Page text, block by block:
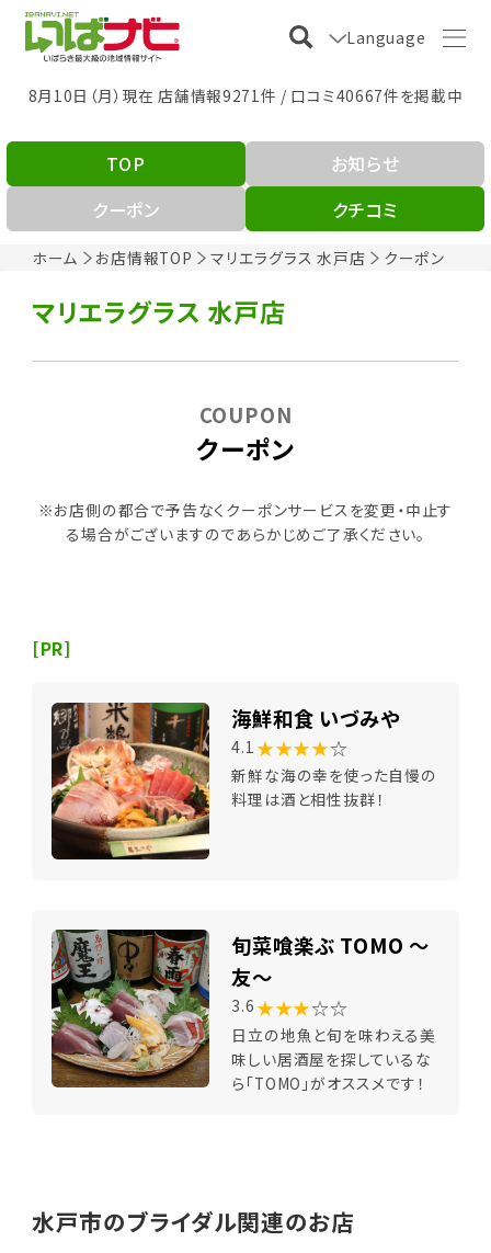
Language
8月10日（月）現在 店舗情報9271件 / 口コミ40667件を掲載中
ホーム お店情報TOP マリエラグラス 水戸店 クーポン
TOP
お知らせ
クーポン
クチコミ
マリエラグラス 水戸店
クーポン
COUPON
※お店側の都合で予告なくクーポンサービスを変更・中止す
る場合がございますのであらかじめご了承ください。
[PR]
海鮮和食 いづみや
4.1 ★★★★☆
新鮮な海の幸を使った自慢の
料理は酒と相性抜群！
旬菜喰楽ぶ TOMO ～
友～
3.6 ★★★☆☆
日立の地魚と旬を味わえる美
味しい居酒屋を探しているな
ら「TOMO」がオススメです！
水戸市のブライダル関連のお店